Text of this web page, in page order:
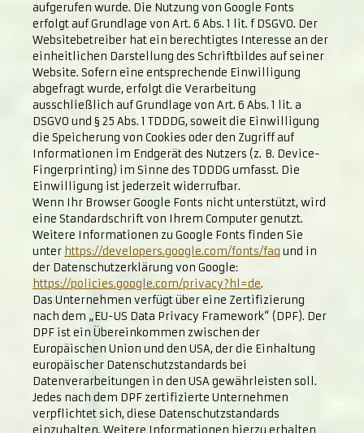
aufgerufen wurde. Die Nutzung von Google Fonts
erfolgt auf Grundlage von Art. 6 Abs. 1 lit. f DSGVO. Der
Websitebetreiber hat ein berechtigtes Interesse an der
einheitlichen Darstellung des Schriftbildes auf seiner
Website. Sofern eine entsprechende Einwilligung
abgefragt wurde, erfolgt die Verarbeitung
ausschließlich auf Grundlage von Art. 6 Abs. 1 lit. a
DSGVO und § 25 Abs. 1 TDDDG, soweit die Einwilligung
die Speicherung von Cookies oder den Zugriff auf
Informationen im Endgerät des Nutzers (z. B. Device-
Fingerprinting) im Sinne des TDDDG umfasst. Die
Einwilligung ist jederzeit widerrufbar.
Wenn Ihr Browser Google Fonts nicht unterstützt, wird
eine Standardschrift von Ihrem Computer genutzt.
Weitere Informationen zu Google Fonts finden Sie
unter https://developers.google.com/fonts/faq und in
der Datenschutzerklärung von Google:
https://policies.google.com/privacy?hl=de.
Das Unternehmen verfügt über eine Zertifizierung
nach dem „EU-US Data Privacy Framework“ (DPF). Der
DPF ist ein Übereinkommen zwischen der
Europäischen Union und den USA, der die Einhaltung
europäischer Datenschutzstandards bei
Datenverarbeitungen in den USA gewährleisten soll.
Jedes nach dem DPF zertifizierte Unternehmen
verpflichtet sich, diese Datenschutzstandards